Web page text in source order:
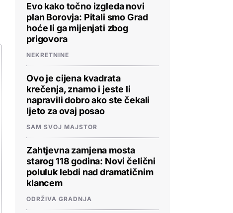
Evo kako točno izgleda novi
plan Borovja: Pitali smo Grad
hoće li ga mijenjati zbog
prigovora
NEKRETNINE
Ovo je cijena kvadrata
krečenja, znamo i jeste li
napravili dobro ako ste čekali
ljeto za ovaj posao
SAM SVOJ MAJSTOR
Zahtjevna zamjena mosta
starog 118 godina: Novi čelični
poluluk lebdi nad dramatičnim
klancem
ODRŽIVA GRADNJA